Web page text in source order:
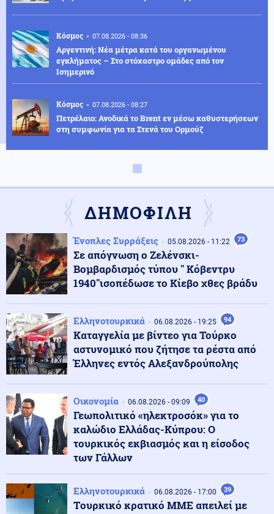
Κόσμος 07.08.2026 - 08:36
Αργεντινή: Νέα μέτρα κατά του οργανωμένου
εγκλήματος – Στο στόχαστρο ομάδες από τον
Ισημερινό
Κόσμος 07.08.2026 - 08:27
Πετρέλαιο: Ανοδικά το Brent εν μέσω καθυστερήσεων
στη συμφωνία για τα Στενά του Ορμούζ
Κόσμος
Ισχυρός σεισμός μεγέθους 5,8 Ρίχτερ στις Φιλιππίνες
Οικονομία
Τιμολόγια ρεύματος: Νέα ανοδική τάση λόγω της
αύξησης στη χονδρεμπορική αγορά
Κόσμος 07.08.2026 - 07:55
Περού: Σάλος με το βίντεο σεξουαλικής επίθεσης σε
26χρονη τραγουδίστρια (βίντεο)
Κοινωνία 07.08.2026 - 07:45
Βοιωτία: Προφυλακίστηκαν ο δήμαρχος Στυλίδας και
δύο ακόμη κατηγορούμενοι για τη φωτιά
Κόσμος 07.08.2026 - 07:45
Ταϊλάνδη: Μαθητής-εκτελεστής άνοιξε πυρ σε σχολείο
ΔΗΜΟΦΙΛΗ
Ένοπλες Συρράξεις 05.08.2026 - 11:22 73
Σε απόγνωση ο Ζελένσκι-
Βομβαρδισμός τύπου " Κόβεντρυ
1940"ισοπέδωσε το Κίεβο χθες βράδυ
Ελληνοτουρκικά 06.08.2026 - 19:25 94
Καταγγελία με βίντεο για Τούρκο
αστυνομικό που ζήτησε τα ρέστα από
Έλληνες εντός Αλεξανδρούπολης
Οικονομία 06.08.2026 - 09:09 40
Γεωπολιτικό «ηλεκτροσόκ» για το
καλώδιο Ελλάδας-Κύπρου: Ο
τουρκικός εκβιασμός και η είσοδος
των Γάλλων
Ελληνοτουρκικά 06.08.2026 - 17:00 39
Tουρκικό κρατικό ΜΜΕ απειλεί με